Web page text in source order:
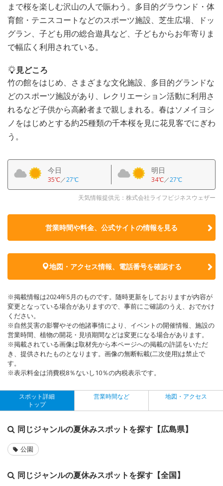
まで桜を楽しむ沢山の人で賑わう。多目的グラウンド・体
育館・テニスコートなどのスポーツ施設、芝生広場、ドッ
グラン、子ども用の総合遊具など、子どもからお年寄りま
で幅広く利用されている。
見どころ
竹の館をはじめ、さまざまな文化施設、多目的グランドな
どのスポーツ施設があり、レクリエーション活動に利用さ
れるなど子供から高齢者まで親しまれる。春はソメイヨシ
ノをはじめとする約25種類の千本桜を見に花見客でにぎわ
う。
今日
35℃／27℃
明日
34℃／27℃
天気情報提供元：株式会社ライフビジネスウェザー
営業時間や料金、公式サイトの情報を見る
地図・アクセス情報、電話番号を確認する
※掲載情報は2024年5月のものです。随時更新をしておりますが内容が
変更となっている場合がありますので、事前にご確認のうえ、おでかけ
ください。
※自然災害の影響やその他諸事情により、イベントの開催情報、施設の
営業時間、植物の開花・見頃期間などは変更になる場合があります。
※掲載されている画像は取材先から本ページへの掲載の許諾をいただ
き、提供されたものとなります。画像の無断転載(二次使用)は禁止で
す。
※表示料金は消費税8％ないし10％の内税表示です。
スポット詳細
トップ
営業時間など 地図・アクセス
同じジャンルの夏休みスポットを探す【広島県】
公園
同じジャンルの夏休みスポットを探す【全国】